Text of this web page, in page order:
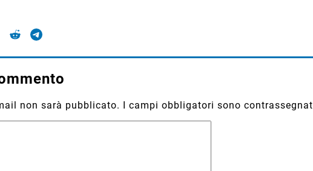
non sarà pubblicato. I campi obbligatori sono